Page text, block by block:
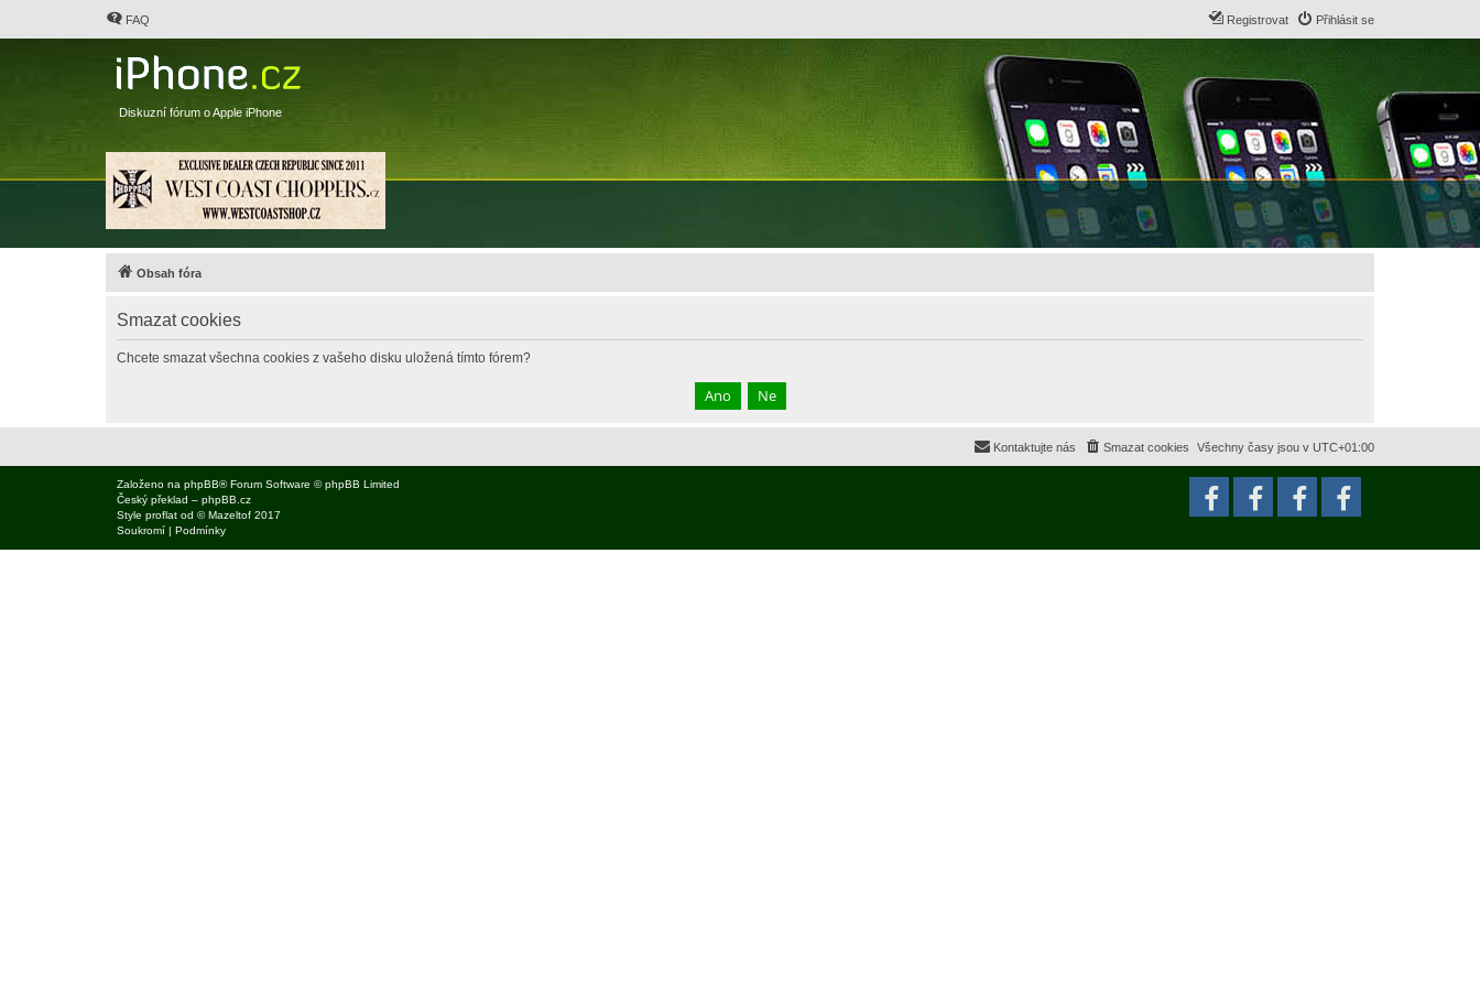
FAQ Přihlásit se
Registrovat
Diskuzní fórum o Apple iPhone
Obsah fóra
Smazat cookies
Chcete smazat všechna cookies z vašeho disku uložená tímto fórem?
Všechny časy jsou v UTC+01:00
Smazat cookies
Kontaktujte nás
Založeno na phpBB® Forum Software © phpBB Limited
Český překlad – phpBB.cz
Style proflat od ©Mazeltof 2017
Soukromí | Podmínky